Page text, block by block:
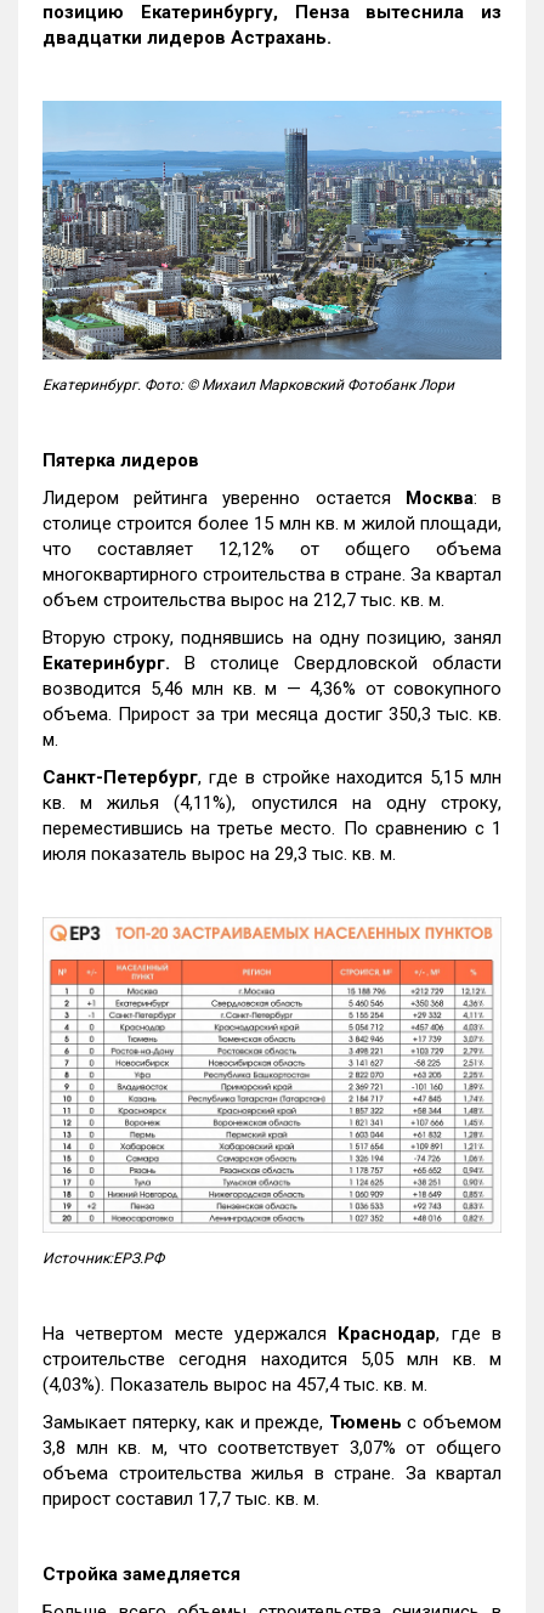
позицию Екатеринбургу, Пенза вытеснила из
двадцатки лидеров Астрахань.
Екатеринбург. Фото: © Михаил Марковский Фотобанк Лори
Пятерка лидеров
Лидером рейтинга уверенно остается Москва: в
столице строится более 15 млн кв. м жилой площади,
что составляет 12,12% от общего объема
многоквартирного строительства в стране. За квартал
объем строительства вырос на 212,7 тыс. кв. м.
Вторую строку, поднявшись на одну позицию, занял
Екатеринбург. В столице Свердловской области
возводится 5,46 млн кв. м — 4,36% от совокупного
объема. Прирост за три месяца достиг 350,3 тыс. кв.
м.
Санкт-Петербург, где в стройке находится 5,15 млн
кв. м жилья (4,11%), опустился на одну строку,
переместившись на третье место. По сравнению с 1
июля показатель вырос на 29,3 тыс. кв. м.
Источник:ЕРЗ.РФ
На четвертом месте удержался Краснодар, где в
строительстве сегодня находится 5,05 млн кв. м
(4,03%). Показатель вырос на 457,4 тыс. кв. м.
Замыкает пятерку, как и прежде, Тюмень с объемом
3,8 млн кв. м, что соответствует 3,07% от общего
объема строительства жилья в стране. За квартал
прирост составил 17,7 тыс. кв. м.
Стройка замедляется